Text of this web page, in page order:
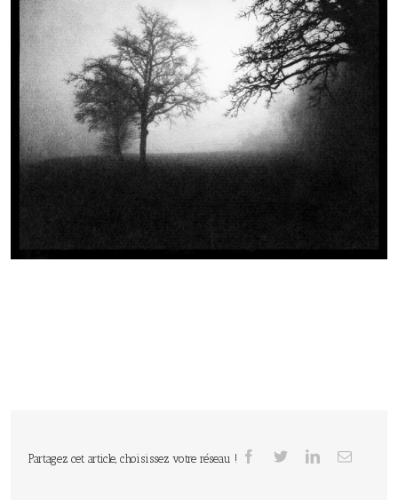
Partagez cet article, choisissez votre réseau !